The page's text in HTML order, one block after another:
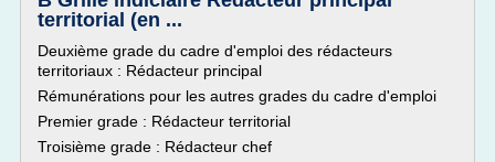
territorial (en ...
Deuxième grade du cadre d'emploi des rédacteurs
territoriaux : Rédacteur principal
Rémunérations pour les autres grades du cadre d'emploi
Premier grade : Rédacteur territorial
Troisième grade : Rédacteur chef